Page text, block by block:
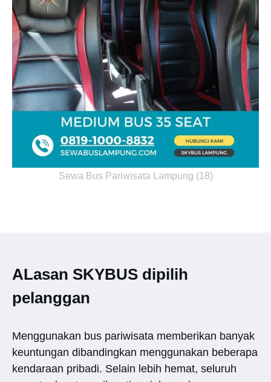
Sewa Bus Pariwisata Lampung (18)
ALasan SKYBUS dipilih
pelanggan
Menggunakan bus pariwisata memberikan banyak
keuntungan dibandingkan menggunakan beberapa
kendaraan pribadi. Selain lebih hemat, seluruh